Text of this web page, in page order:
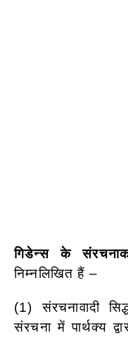
गिडेन्स के
निम्नलिखित हैं –
(1) संरचनावादी
संरचना में पार्थक्य